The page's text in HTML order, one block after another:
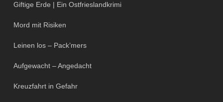
Giftige Erde | Ein Ostfrieslandkrimi
Mord mit Risiken
Leinen los – Pack’mers
Aufgewacht – Angedacht
Kreuzfahrt in Gefahr